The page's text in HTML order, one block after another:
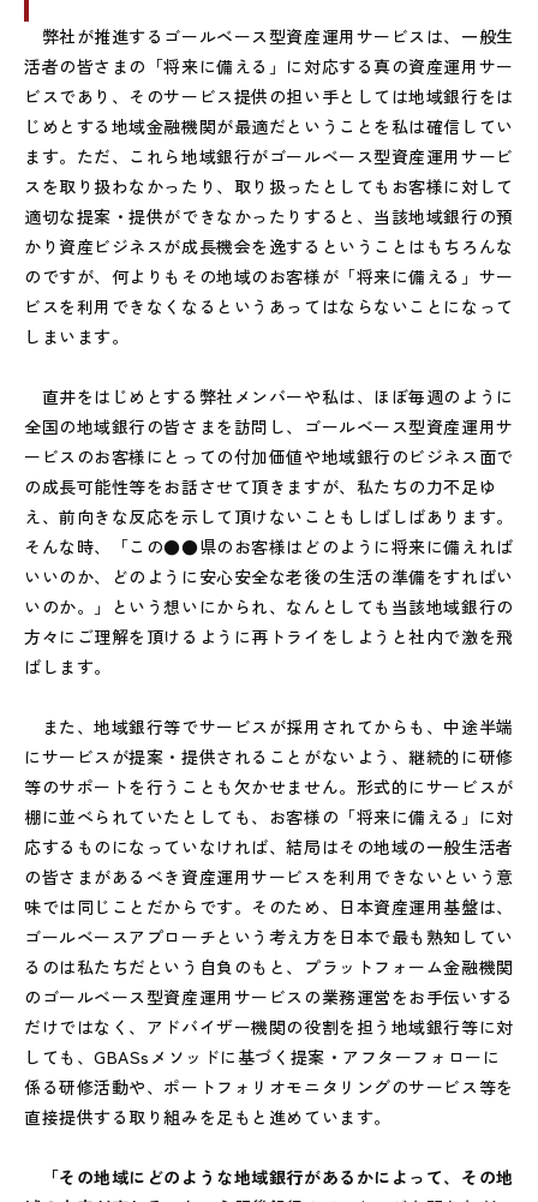
弊社が推進するゴールベース型資産運用サービスは、一般生
活者の皆さまの「将来に備える」に対応する真の資産運用サー
ビスであり、そのサービス提供の担い手としては地域銀行をは
じめとする地域金融機関が最適だということを私は確信してい
ます。ただ、これら地域銀行がゴールベース型資産運用サービ
スを取り扱わなかったり、取り扱ったとしてもお客様に対して
適切な提案・提供ができなかったりすると、当該地域銀行の預
かり資産ビジネスが成長機会を逸するということはもちろんな
のですが、何よりもその地域のお客様が「将来に備える」サー
ビスを利用できなくなるというあってはならないことになって
しまいます。
直井をはじめとする弊社メンバーや私は、ほぼ毎週のように
全国の地域銀行の皆さまを訪問し、ゴールベース型資産運用サ
ービスのお客様にとっての付加価値や地域銀行のビジネス面で
の成長可能性等をお話させて頂きますが、私たちの力不足ゆ
え、前向きな反応を示して頂けないこともしばしばあります。
そんな時、「この●●県のお客様はどのように将来に備えれば
いいのか、どのように安心安全な老後の生活の準備をすればい
いのか。」という想いにかられ、なんとしても当該地域銀行の
方々にご理解を頂けるように再トライをしようと社内で激を飛
ばします。
また、地域銀行等でサービスが採用されてからも、中途半端
にサービスが提案・提供されることがないよう、継続的に研修
等のサポートを行うことも欠かせません。形式的にサービスが
棚に並べられていたとしても、お客様の「将来に備える」に対
応するものになっていなければ、結局はその地域の一般生活者
の皆さまがあるべき資産運用サービスを利用できないという意
味では同じことだからです。そのため、日本資産運用基盤は、
ゴールベースアプローチという考え方を日本で最も熟知してい
るのは私たちだという自負のもと、プラットフォーム金融機関
のゴールベース型資産運用サービスの業務運営をお手伝いする
だけではなく、アドバイザー機関の役割を担う地域銀行等に対
しても、GBASsメソッドに基づく提案・アフターフォローに
係る研修活動や、ポートフォリオモニタリングのサービス等を
直接提供する取り組みを足もと進めています。
「その地域にどのような地域銀行があるかによって、その地